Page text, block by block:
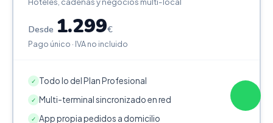
Desde 1.299€
Pago único · IVA no incluido
✓ Todo lo del Plan Profesional
✓ Multi-terminal sincronizado en red
✓ App propia pedidos a domicilio